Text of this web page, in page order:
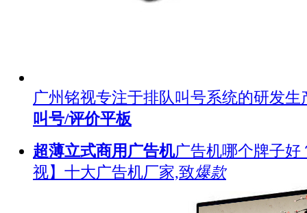
广州铭视专注于排队叫号系统的研发
叫号/评价平板
超薄立式商用广告机广告机哪个牌子好
视】十大广告机厂家,致爆款